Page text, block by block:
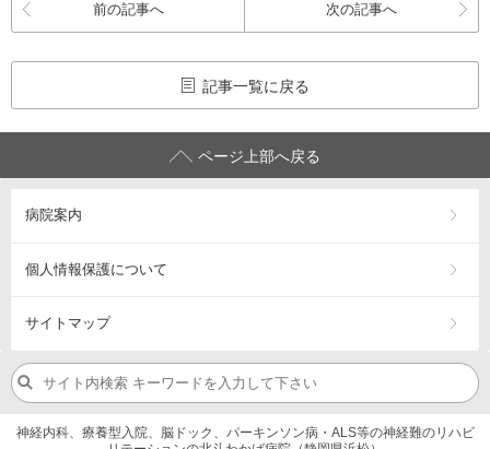
前の記事へ 次の記事へ
記事一覧に戻る
ページ上部へ戻る
病院案内
個人情報保護について
サイトマップ
神経内科、療養型入院、脳ドック、パーキンソン病・ALS等の神経難のリハビ